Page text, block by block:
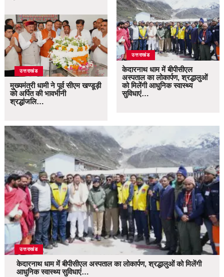
उत्तराखंड
मुख्यमंत्री धामी ने पूर्व सीएम खण्डूड़ी
को अर्पित की भावभीनी
श्रद्धांजलि…
उत्तराखंड
केदारनाथ धाम में बीपीसीएल
अस्पताल का लोकार्पण, श्रद्धालुओं
को मिलेंगी आधुनिक स्वास्थ्य
सुविधाएं…
उत्तराखंड
केदारनाथ धाम में बीपीसीएल अस्पताल का लोकार्पण, श्रद्धालुओं को मिलेंगी
आधुनिक स्वास्थ्य सुविधाएं…